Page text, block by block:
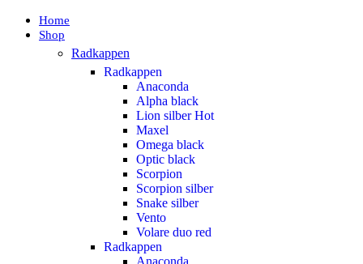
Home
Shop
Radkappen
Radkappen
Anaconda
Alpha black
Lion silberHot
Maxel
Omega black
Optic black
Scorpion
Scorpion silber
Snake silber
Vento
Volare duo red
Radkappen
Anaconda